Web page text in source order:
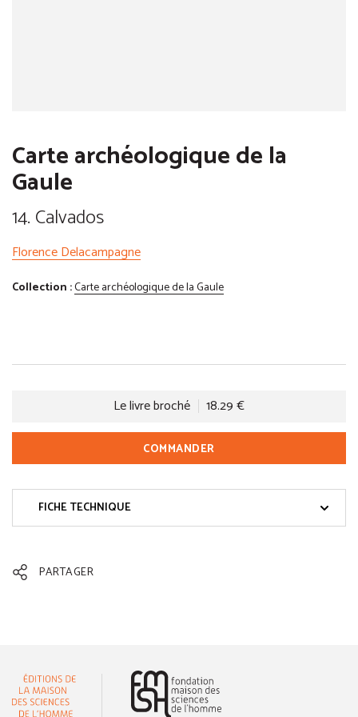
Carte archéologique de la
Gaule
14. Calvados
Florence Delacampagne
Collection :Carte archéologique de la Gaule
Le livre broché 18.29 €
COMMANDER
FICHE TECHNIQUE
PARTAGER